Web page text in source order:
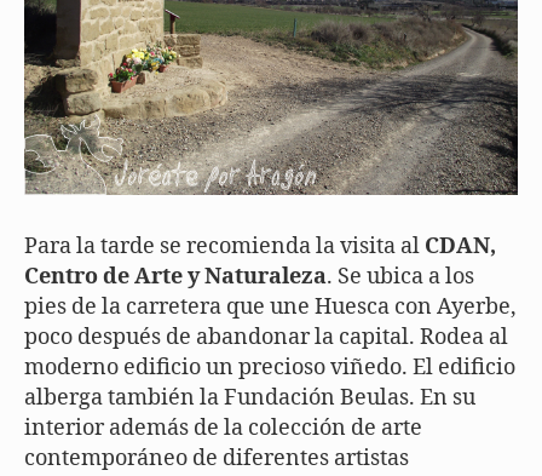
Para la tarde se recomienda la visita al CDAN,
Centro de Arte y Naturaleza. Se ubica a los
pies de la carretera que une Huesca con Ayerbe,
poco después de abandonar la capital. Rodea al
moderno edificio un precioso viñedo. El edificio
alberga también la Fundación Beulas. En su
interior además de la colección de arte
contemporáneo de diferentes artistas